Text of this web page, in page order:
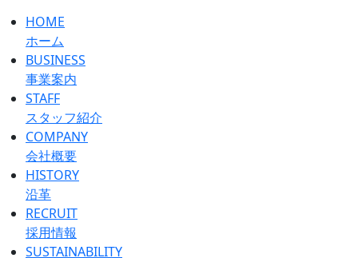
HOME
ホーム
BUSINESS
事業案内
STAFF
スタッフ紹介
COMPANY
会社概要
HISTORY
沿革
RECRUIT
採用情報
SUSTAINABILITY